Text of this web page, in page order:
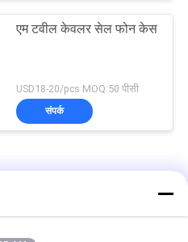
एम टवील केवलर सेल फोन केस
USD18-20/pcs MOQ:50 पीसी
संपर्क
20 प्रोटेक्टिव केस